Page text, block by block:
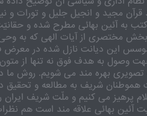
مجید و انجیل جلیل و تورات و
به آئین بهائی مطرح شده و
بخش مختصری از آیات الهی که به
این دیانت نازل شده در معرض
وصول به هدف فوق نه تنها از متون
بهره مند می شویم. روش ما در
شریف به مطالعه و تحقیق
پرهیز می کنیم و ملّت شریف ایران
آئین بهائی علاقه مند است هم